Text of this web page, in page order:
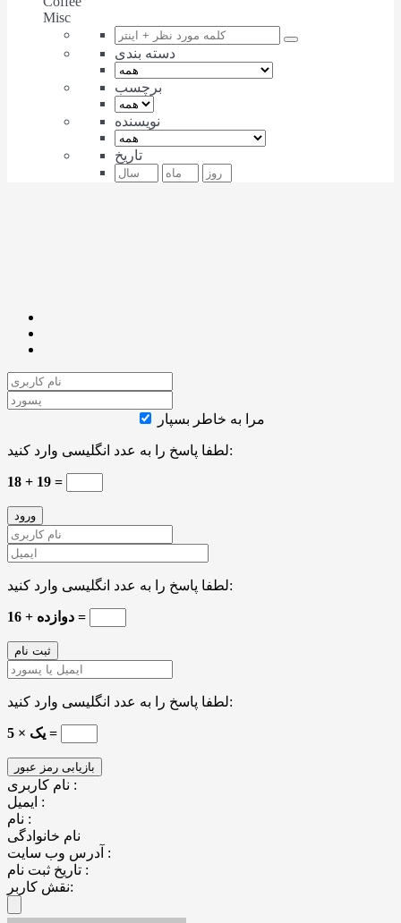
Misc
دسته بندی
برچسب
نویسنده
تاریخ
مرا به خاطر بسپار
لطفا پاسخ را به عدد انگلیسی وارد کنید:
18 + 19 =
لطفا پاسخ را به عدد انگلیسی وارد کنید:
16 + دوازده =
لطفا پاسخ را به عدد انگلیسی وارد کنید:
یک × 5 =
نام کاربری :
ایمیل :
نام :
نام خانوادگی
آدرس وب سایت :
تاریخ ثبت نام :
نقش کاربر: